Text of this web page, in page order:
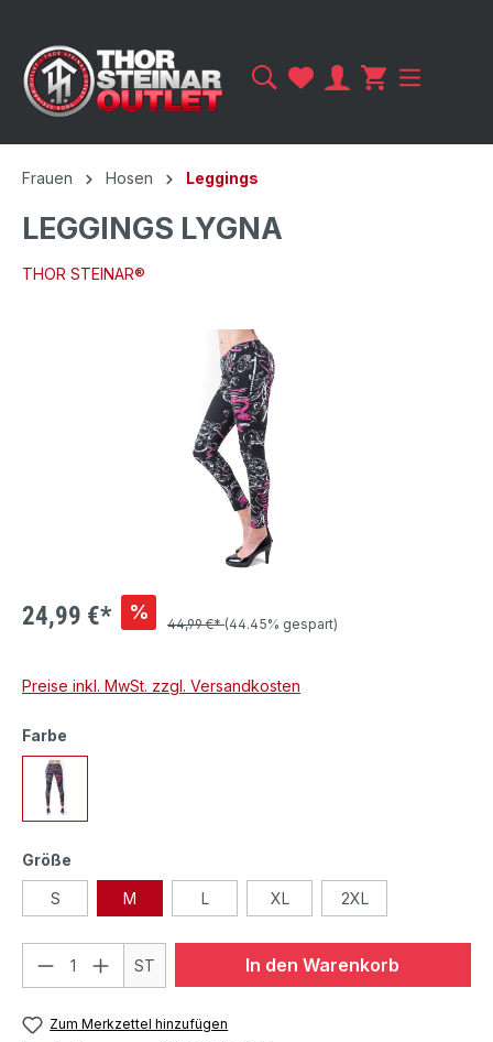
Frauen Hosen Leggings
LEGGINGS LYGNA
THOR STEINAR®
24,99 €* %
44,99 €*(44.45% gespart)
Preise inkl. MwSt. zzgl. Versandkosten
Farbe
Größe
S M L XL 2XL
ST In den Warenkorb
Zum Merkzettel hinzufügen